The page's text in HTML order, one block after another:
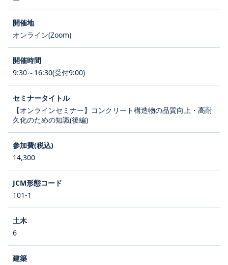
オンライン(Zoom)
9:30～16:30(受付9:00)
【オンラインセミナー】コンクリート構造物の品質向上・高耐
久化のための知識(後編)
14,300
101-1
6